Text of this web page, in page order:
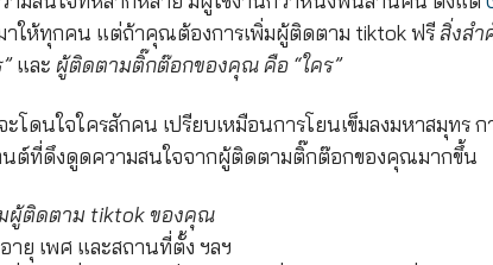
าให้ทุกคน แต่ถ้าคุณต้องการเพิ่มผู้ติดตาม tiktok ฟรีสิ่งส
และ ผู้ติดตามติ๊กต๊อกของคุณ คือ “ใคร”
โดนใจใครสักคน เปรียบเหมือนการโยนเข็มลงมหาสมุทร ก
ต์ที่ดึงดูดความสนใจจากผู้ติดตามติ๊กต๊อกของคุณมากขึ้น
มผู้ติดตาม tiktok ของคุณ
ยุ เพศ และสถานที่ตั้ง ฯลฯ